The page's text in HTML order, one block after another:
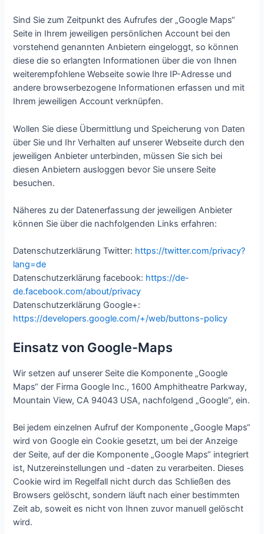
Sind Sie zum Zeitpunkt des Aufrufes der „Google Maps“
Seite in Ihrem jeweiligen persönlichen Account bei den
vorstehend genannten Anbietern eingeloggt, so können
diese die so erlangten Informationen über die von Ihnen
weiterempfohlene Webseite sowie Ihre IP-Adresse und
andere browserbezogene Informationen erfassen und mit
Ihrem jeweiligen Account verknüpfen.
Wollen Sie diese Übermittlung und Speicherung von Daten
über Sie und Ihr Verhalten auf unserer Webseite durch den
jeweiligen Anbieter unterbinden, müssen Sie sich bei
diesen Anbietern ausloggen bevor Sie unsere Seite
besuchen.
Näheres zu der Datenerfassung der jeweiligen Anbieter
können Sie über die nachfolgenden Links erfahren:
Datenschutzerklärung Twitter: https://twitter.com/privacy?
lang=de
Datenschutzerklärung facebook: https://de-
de.facebook.com/about/privacy
Datenschutzerklärung Google+:
https://developers.google.com/+/web/buttons-policy
Einsatz von Google-Maps
Wir setzen auf unserer Seite die Komponente „Google
Maps“ der Firma Google Inc., 1600 Amphitheatre Parkway,
Mountain View, CA 94043 USA, nachfolgend „Google“, ein.
Bei jedem einzelnen Aufruf der Komponente „Google Maps“
wird von Google ein Cookie gesetzt, um bei der Anzeige
der Seite, auf der die Komponente „Google Maps“ integriert
ist, Nutzereinstellungen und -daten zu verarbeiten. Dieses
Cookie wird im Regelfall nicht durch das Schließen des
Browsers gelöscht, sondern läuft nach einer bestimmten
Zeit ab, soweit es nicht von Ihnen zuvor manuell gelöscht
wird.